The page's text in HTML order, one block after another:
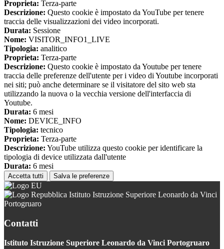
Proprieta: Terza-parte
Descrizione: Questo cookie è impostato da YouTube per tenere
traccia delle visualizzazioni dei video incorporati.
Durata: Sessione
Nome: VISITOR_INFO1_LIVE
Tipologia: analitico
Proprieta: Terza-parte
Descrizione: Questo cookie è impostato da Youtube per tenere
traccia delle preferenze dell'utente per i video di Youtube incorporati
nei siti; può anche determinare se il visitatore del sito web sta
utilizzando la nuova o la vecchia versione dell'interfaccia di
Youtube.
Durata: 6 mesi
Nome: DEVICE_INFO
Tipologia: tecnico
Proprieta: Terza-parte
Descrizione: YouTube utilizza questo cookie per identificare la
tipologia di device utilizzata dall'utente
Durata: 6 mesi
Accetta tutti Salva le preferenze
Istituto Istruzione Superiore Leonardo da Vinci
Portogruaro
Contatti
Istituto Istruzione Superiore Leonardo da Vinci Portogruaro